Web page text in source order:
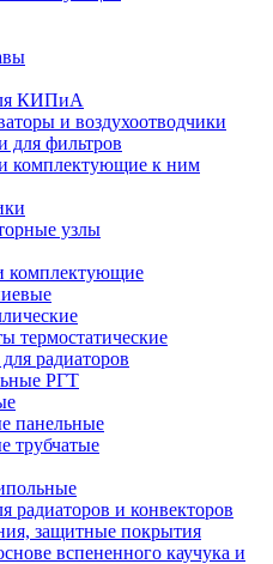
КИПиА
и воздухоотводчики
для фильтров
комплектующие к ним
узлы
комплектующие
термостатические
радиаторов
РГТ
панельные
трубчатые
радиаторов и конвекторов
защитные покрытия
вспененного каучука и